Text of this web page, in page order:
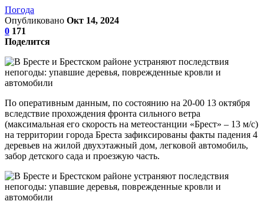
Погода
Опубликовано Окт 14, 2024
0 171
Поделится
По оперативным данным, по состоянию на 20-00 13 октября
вследствие прохождения фронта сильного ветра
(максимальная его скорость на метеостанции «Брест» – 13 м/с)
на территории города Бреста зафиксированы факты падения 4
деревьев на жилой двухэтажный дом, легковой автомобиль,
забор детского сада и проезжую часть.